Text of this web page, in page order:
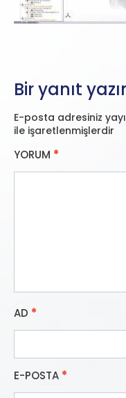
Bir yanıt
E-posta adresiniz
ile işaretlenmişlerdir
YORUM *
AD *
E-POSTA *